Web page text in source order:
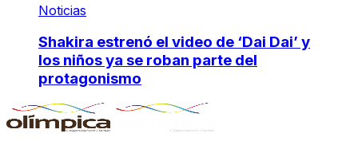
Noticias
Shakira estrenó el video de ‘Dai Dai’ y
los niños ya se roban parte del
protagonismo